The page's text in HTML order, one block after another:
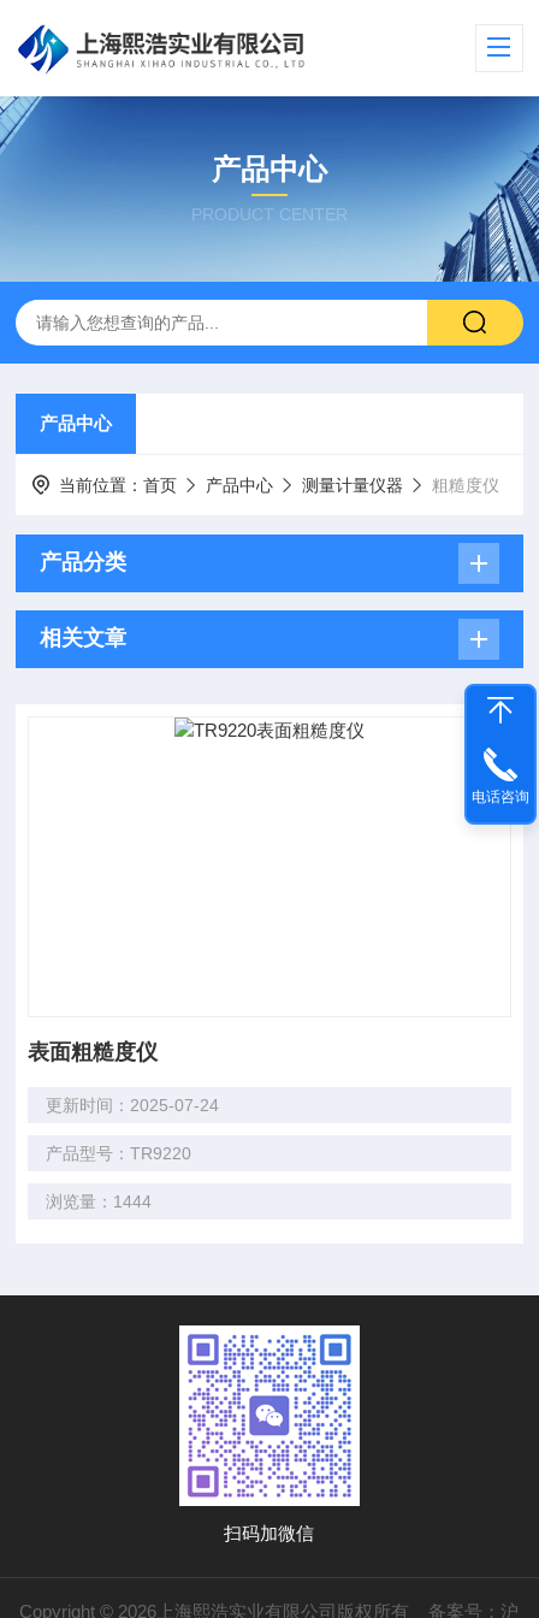
产品中心
PRODUCT CENTER
产品中心
当前位置：首页 产品中心 测量计量仪器 粗糙度仪
产品分类
相关文章
表面粗糙度仪
更新时间：2025-07-24
产品型号：TR9220
浏览量：1444
扫码加微信
Copyright © 2026上海熙浩实业有限公司版权所有 备案号：沪
电话咨询